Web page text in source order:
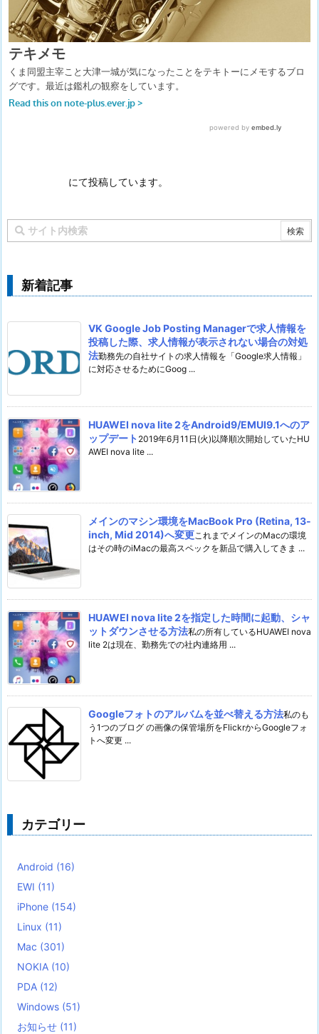
にて投稿しています。
新着記事
VK Google Job Posting Managerで求人情報を
投稿した際、求人情報が表示されない場合の対処
法勤務先の自社サイトの求人情報を「Google求人情報」
に対応させるためにGoog ...
HUAWEI nova lite 2をAndroid9/EMUI9.1へのア
ップデート 2019年6月11日(火)以降順次開始していたHU
AWEI nova lite ...
メインのマシン環境をMacBook Pro (Retina, 13-
inch, Mid 2014)へ変更これまでメインのMacの環境
はその時のiMacの最高スペックを新品で購入してきま ...
HUAWEI nova lite 2を指定した時間に起動、シャ
ットダウンさせる方法私の所有しているHUAWEI nova
lite 2は現在、勤務先での社内連絡用 ...
Googleフォトのアルバムを並べ替える方法私のも
う1つのブログ の画像の保管場所をFlickrからGoogleフォ
トへ変更 ...
カテゴリー
Android (16)
EWI (11)
iPhone (154)
Linux (11)
Mac (301)
NOKIA (10)
PDA (12)
Windows (51)
お知らせ (11)